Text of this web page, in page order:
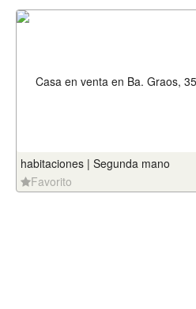
habitaciones | Segunda mano
Favorito